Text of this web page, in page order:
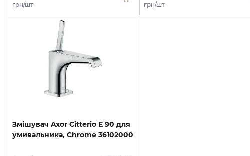
грн/шт грн/шт
Змішувач Axor Citterio E 90 для
умивальника, Chrome 36102000